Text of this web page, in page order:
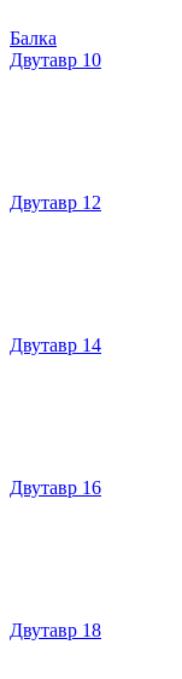
Балка
Двутавр 10
Двутавр 12
Двутавр 14
Двутавр 16
Двутавр 18